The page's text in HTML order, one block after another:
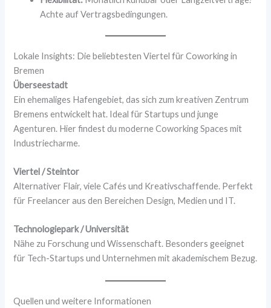
Achte auf Vertragsbedingungen.
Lokale Insights: Die beliebtesten Viertel für Coworking in
Bremen
Überseestadt
Ein ehemaliges Hafengebiet, das sich zum kreativen Zentrum
Bremens entwickelt hat. Ideal für Startups und junge
Agenturen. Hier findest du moderne Coworking Spaces mit
Industriecharme.
Viertel / Steintor
Alternativer Flair, viele Cafés und Kreativschaffende. Perfekt
für Freelancer aus den Bereichen Design, Medien und IT.
Technologiepark / Universität
Nähe zu Forschung und Wissenschaft. Besonders geeignet
für Tech-Startups und Unternehmen mit akademischem Bezug.
Quellen und weitere Informationen